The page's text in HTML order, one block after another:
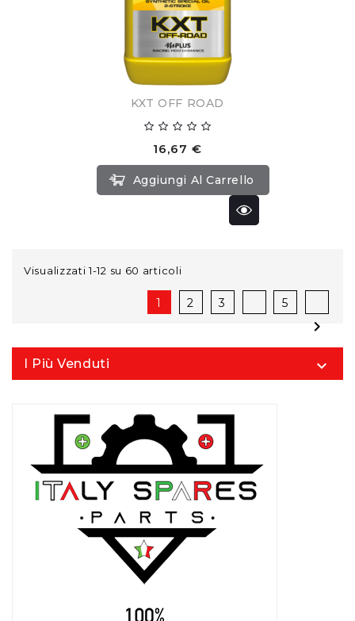
KXT OFF ROAD
16,67 €
Aggiungi Al Carrello
Visualizzati 1-12 su 60 articoli
1 2 3 5

I Più Venduti 